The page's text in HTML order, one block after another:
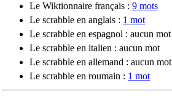
Le Wiktionnaire français : 9 mots
Le scrabble en anglais : 1 mot
Le scrabble en espagnol : aucun mot
Le scrabble en italien : aucun mot
Le scrabble en allemand : aucun mot
Le scrabble en roumain : 1 mot